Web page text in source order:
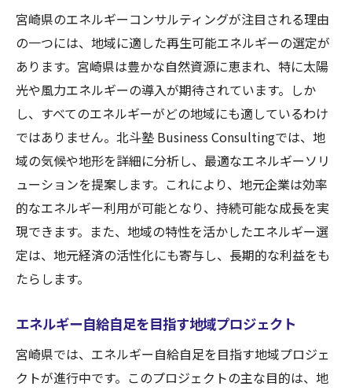
宮崎県のエネルギーコンサルティングが注目される理由
の一つには、地域に適した再生可能エネルギーの選定が
あります。宮崎県は豊かな自然資源に恵まれ、特に太陽
光や風力エネルギーの導入が期待されています。しか
し、すべてのエネルギーがどの地域にも適しているわけ
ではありません。北斗塾 Business Consultingでは、地
域の気候や地形を詳細に分析し、最適なエネルギーソリ
ューションを提案します。これにより、地元企業は効率
的なエネルギー利用が可能となり、持続可能な成長を実
現できます。また、地域の特性を活かしたエネルギー選
定は、地元経済の活性化にも寄与し、長期的な利益をも
たらします。
エネルギー自給自足を目指す地域プロジェクト
宮崎県では、エネルギー自給自足を目指す地域プロジェ
クトが進行中です。このプロジェクトの主な目的は、地